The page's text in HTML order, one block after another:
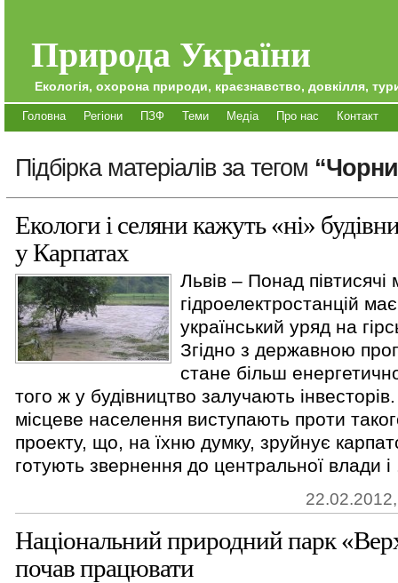
Природа України
Екологія, охорона природи, краєзнавство, довкілля,
Головна Регіони ПЗФ Теми Медіа Про нас Контакт
Підбірка матеріалів за тегом
Екологи і селяни кажуть «ні»
у Карпатах
Львів – Понад півтисячі
гідроелектростанцій
український уряд на
Згідно з державною
стане більш
того ж у будівництво залучають
місцеве населення виступають проти
проекту, що, на їхню думку, зруйнує
готують звернення до центральної влади і
Національний природний парк
почав працювати